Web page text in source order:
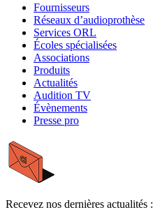
Fournisseurs
Réseaux d’audioprothèse
Services ORL
Écoles spécialisées
Associations
Produits
Actualités
Audition TV
Évènements
Presse pro
Recevez nos dernières actualités :